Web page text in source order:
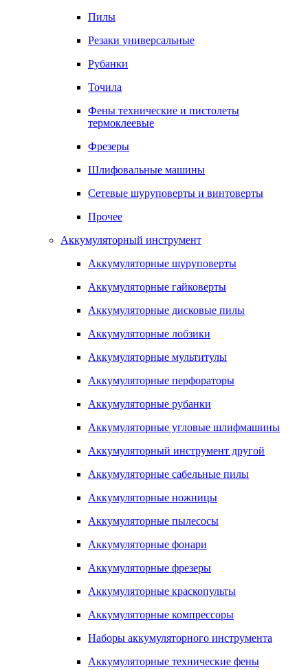
Пилы
Резаки универсальные
Рубанки
Точила
Фены технические и пистолеты
термоклеевые
Фрезеры
Шлифовальные машины
Сетевые шуруповерты и винтоверты
Прочее
Аккумуляторный инструмент
Аккумуляторные шуруповерты
Аккумуляторные гайковерты
Аккумуляторные дисковые пилы
Аккумуляторные лобзики
Аккумуляторные мультитулы
Аккумуляторные перфораторы
Аккумуляторные рубанки
Аккумуляторные угловые шлифмашины
Аккумуляторный инструмент другой
Аккумуляторные сабельные пилы
Аккумуляторные ножницы
Аккумуляторные пылесосы
Аккумуляторные фонари
Аккумуляторные фрезеры
Аккумуляторные краскопульты
Аккумуляторные компрессоры
Наборы аккумуляторного инструмента
Аккумуляторные технические фены